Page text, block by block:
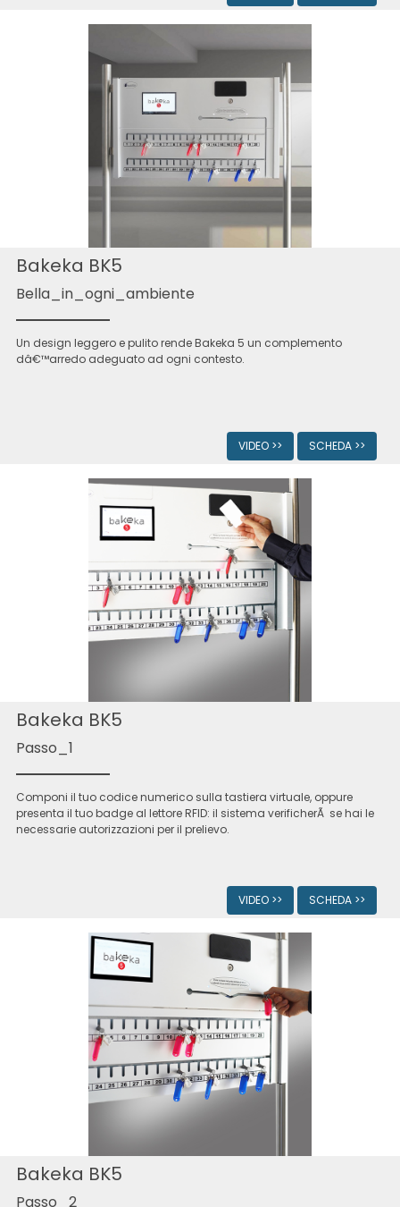
Bakeka BK5
Bella_in_ogni_ambiente
Un design leggero e pulito rende Bakeka 5 un complemento
dâ€™arredo adeguato ad ogni contesto.
SCHEDA >>
VIDEO >>
Bakeka BK5
Passo_1
Componi il tuo codice numerico sulla tastiera virtuale, oppure
presenta il tuo badge al lettore RFID: il sistema verificherÃ se hai le
necessarie autorizzazioni per il prelievo.
SCHEDA >>
VIDEO >>
Bakeka BK5
Passo_2